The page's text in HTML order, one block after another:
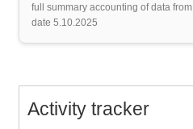
full summary accounting of data from
date 5.10.2025
Activity tracker